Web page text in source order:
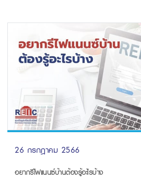
26 กรกฎาคม 2566
อยากรีไฟแนนซ์บ้านต้องรู้อะไรบ้าง